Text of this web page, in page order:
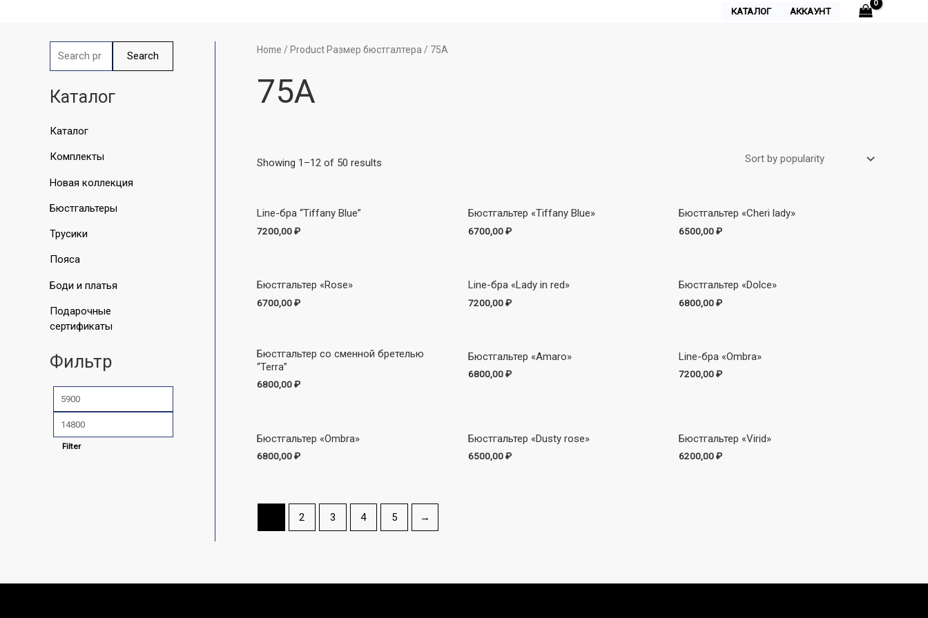
содержимому
КАТАЛОГ АККАУНТ
e
a
c
h
Search
Каталог
Каталог
Комплекты
Новая коллекция
Бюстгальтеры
Трусики
Пояса
Боди и платья
Подарочные
сертификаты
Фильтр
Filter
Home / Product Размер бюстгалтера / 75A
75A
Showing 1–12 of 50 results
Line-бра “Tiffany Blue”
7200,00₽
Бюстгальтер «Tiffany Blue»
6700,00₽
Бюстгальтер «Cheri lady»
6500,00₽
Бюстгальтер «Rose»
6700,00₽
Line-бра «Lady in red»
7200,00₽
Бюстгальтер «Dolce»
6800,00₽
Бюстгальтер со сменной бретелью
“Terra”
6800,00₽
Бюстгальтер «Amaro»
6800,00₽
Line-бра «Ombra»
7200,00₽
Бюстгальтер «Ombra»
6800,00₽
Бюстгальтер «Dusty rose»
6500,00₽
Бюстгальтер «Virid»
6200,00₽
2 3 4 5 →